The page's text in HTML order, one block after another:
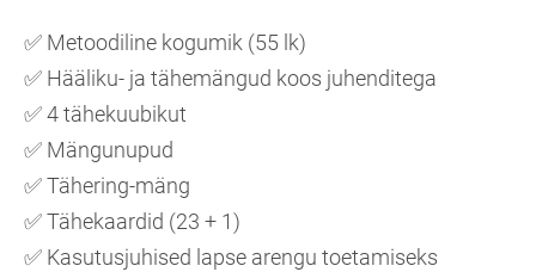
✅ Metoodiline kogumik (55 lk)
✅ Hääliku- ja tähemängud koos juhenditega
✅ 4 tähekuubikut
✅ Mängunupud
✅ Tähering-mäng
✅ Tähekaardid (23 + 1)
✅ Kasutusjuhised lapse arengu toetamiseks